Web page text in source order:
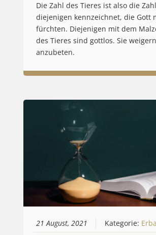
Die Zahl des Tieres ist also die
diejenigen kennzeichnet, die Gott
fürchten. Diejenigen mit dem
des Tieres sind gottlos. Sie
anzubeten.
21 August, 2021 Kategorie: